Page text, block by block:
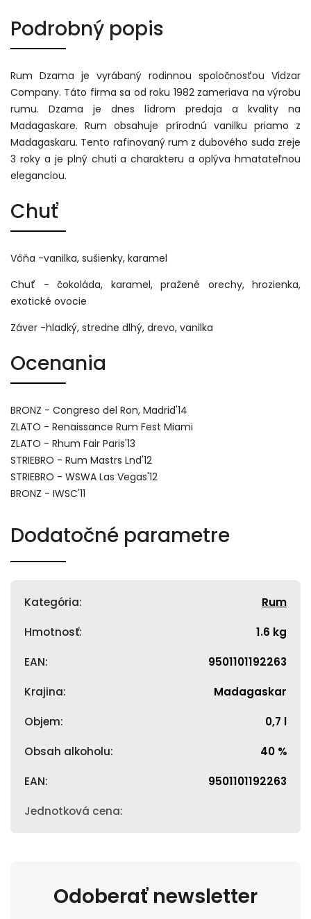
Podrobný popis
Rum Dzama je vyrábaný rodinnou spoločnosťou Vidzar
Company. Táto firma sa od roku 1982 zameriava na výrobu
rumu. Dzama je dnes lídrom predaja a kvality na
Madagaskare. Rum obsahuje prírodnú vanilku priamo z
Madagaskaru. Tento rafinovaný rum z dubového suda zreje
3 roky a je plný chuti a charakteru a oplýva hmatateľnou
eleganciou.
Chuť
Vôňa -vanilka, sušienky, karamel
Chuť - čokoláda, karamel, pražené orechy, hrozienka,
exotické ovocie
Záver -hladký, stredne dlhý, drevo, vanilka
Ocenania
BRONZ - Congreso del Ron, Madrid'14
ZLATO - Renaissance Rum Fest Miami
ZLATO - Rhum Fair Paris'13
STRIEBRO - Rum Mastrs Lnd'12
STRIEBRO - WSWA Las Vegas'12
BRONZ - IWSC'11
Dodatočné parametre
Kategória: Rum
Hmotnosť: 1.6 kg
EAN: 9501101192263
Krajina: Madagaskar
Objem: 0,7 l
Obsah alkoholu: 40 %
EAN: 9501101192263
Jednotková cena:
Odoberať newsletter